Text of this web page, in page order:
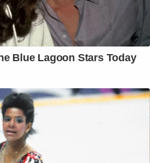
Blue Lagoon Stars Today